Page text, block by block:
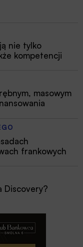
nie tylko
kompetencji
masowym
frankowych
Discovery?